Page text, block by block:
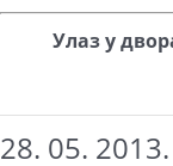
Улаз у
28. 05. 2013.